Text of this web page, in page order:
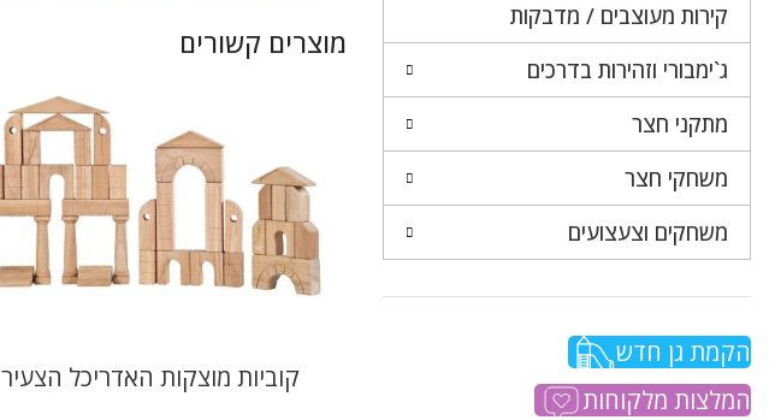
קירות מעוצבים / מדבקות
ג`ימבורי וזהירות בדרכים
מתקני חצר
משחקי חצר
משחקים וצעצועים
הקמת גן חדש
המלצות מלקוחות
מוצרים קשורים
קוביות מוצקות האדריכל הצעיר